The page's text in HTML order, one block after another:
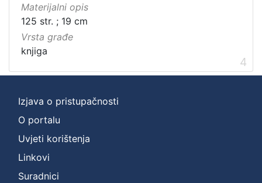
Materijalni opis
125 str. ; 19 cm
Vrsta građe
knjiga
4
Izjava o pristupačnosti
O portalu
Uvjeti korištenja
Linkovi
Suradnici